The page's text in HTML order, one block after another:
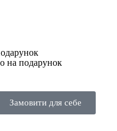
на подарунок
Замовити для себе